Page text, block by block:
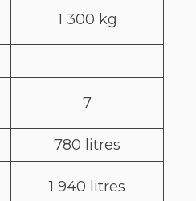
1 300 kg
7
780 litres
1 940 litres